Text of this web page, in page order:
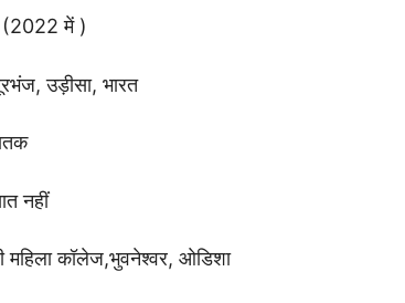
में )
उड़ीसा, भारत
नहीं
महिला कॉलेज,भुवनेश्वर, ओडिशा